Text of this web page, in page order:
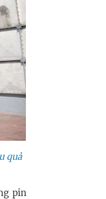
quả
pin